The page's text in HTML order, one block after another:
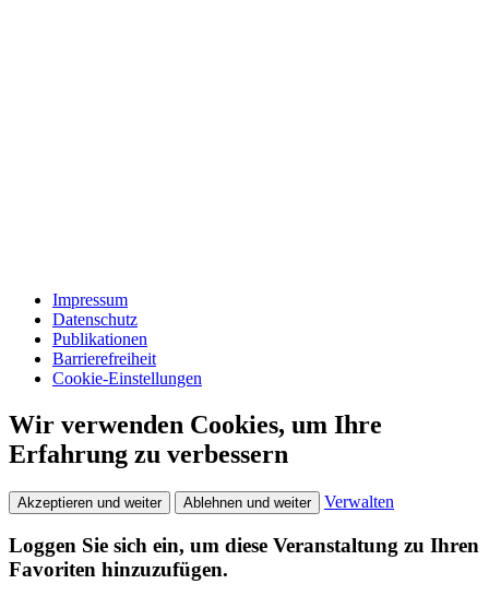
Impressum
Datenschutz
Publikationen
Barrierefreiheit
Cookie-Einstellungen
Wir verwenden Cookies, um Ihre
Erfahrung zu verbessern
Akzeptieren und weiter Ablehnen und weiter Verwalten
Loggen Sie sich ein, um diese Veranstaltung zu Ihren
Favoriten hinzuzufügen.